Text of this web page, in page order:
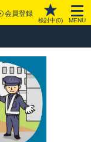
会員登録
検討中(0) MENU